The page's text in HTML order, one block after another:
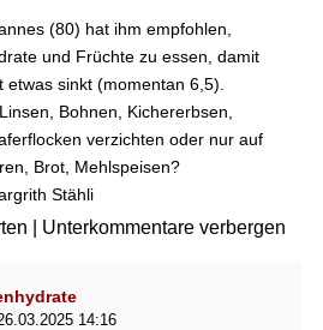
(80) hat ihm empfohlen,
und Früchte zu essen, damit
sinkt (momentan 6,5).
Bohnen, Kichererbsen,
verzichten oder nur auf
Brot, Mehlspeisen?
Stähli
Unterkommentare verbergen
14:16